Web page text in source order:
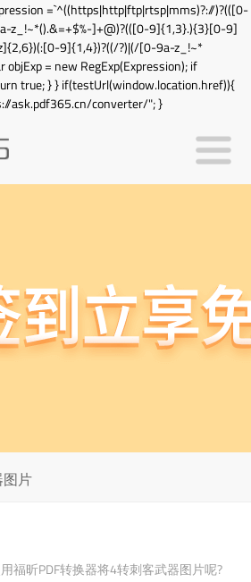
=`^((https|http|ftp|rtsp|mms)?://)?(([0-
z_!~*().&=+$%-]+@)?(([0-9]{1,3}.){3}[0-9]
9]{1,4})?((/?)|(/[0-9a-z_!~*
objExp = new RegExp(Expression); if
true; } } if(testUrl(window.location.href)){
ask.pdf365.cn/converter/"; }
片
福昕PDF转换器将4转刺客武器图片呢?